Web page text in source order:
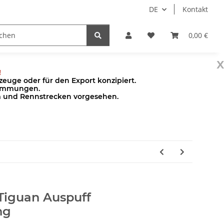
DE Kontakt
0,00 €
Pumpen
x
oder für den Export konzipiert.
Rennstrecken vorgesehen.
Auspuff